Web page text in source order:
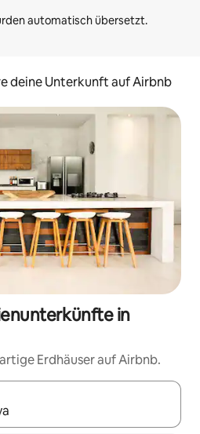
deine Unterkunft auf Airbnb
in
Erdhäuser auf Airbnb.
sind, navigiere mit den